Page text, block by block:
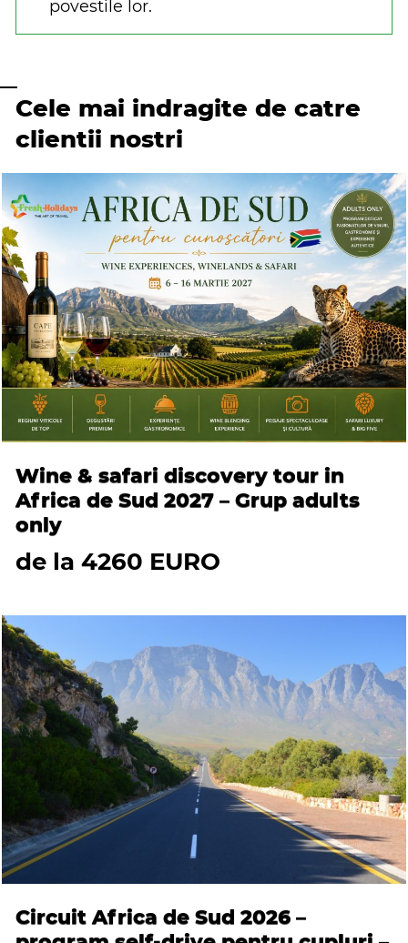
povestile lor.
Cele mai indragite de catre
clientii nostri
Wine & safari discovery tour in
Africa de Sud 2027 – Grup adults
only
de la 4260 EURO
Circuit Africa de Sud 2026 –